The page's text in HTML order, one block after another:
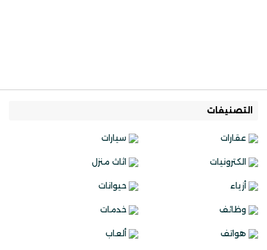
التصنيفات
عقارات سيارات
الكترونيات اثاث منزل
أزياء حيوانات
وظائف خدمات
هواتف ألعاب